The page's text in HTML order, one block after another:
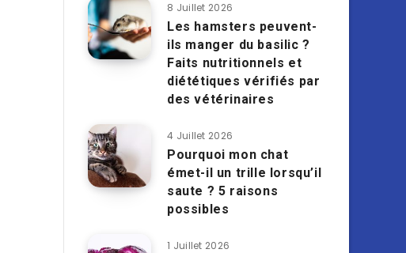
8 Juillet 2026
Les hamsters peuvent-
ils manger du basilic ?
Faits nutritionnels et
diététiques vérifiés par
des vétérinaires
4 Juillet 2026
Pourquoi mon chat
émet-il un trille lorsqu’il
saute ? 5 raisons
possibles
1 Juillet 2026